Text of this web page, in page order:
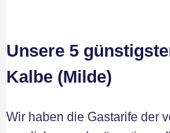
Unsere 5
Kalbe (Milde)
Wir haben die Gastarife der